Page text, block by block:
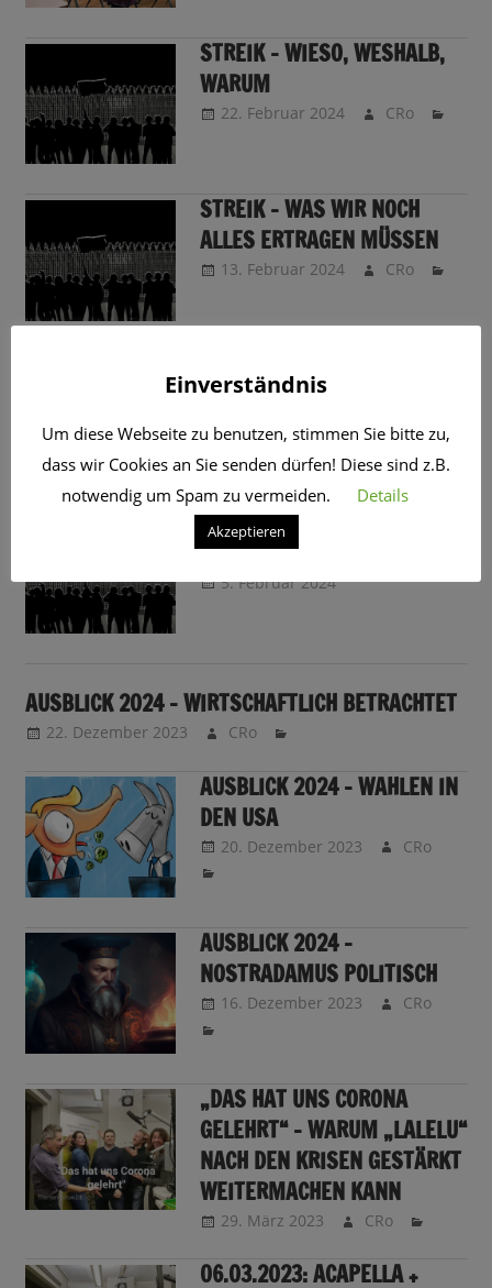
STREIK – WIESO, WESHALB,
WARUM
22. Februar 2024 CRo
STREIK – WAS WIR NOCH
ALLES ERTRAGEN MÜSSEN
13. Februar 2024 CRo
ALLES ERTRAGEN MUSSTEN?!
6. Februar 2024 CRo
05.02.2024: STREIKS – BLICK
ZURÜCK UND NACH VORN
5. Februar 2024 CRo
Sendungsinfo
AUSBLICK 2024 – WIRTSCHAFTLICH BETRACHTET
22. Dezember 2023 CRo
AUSBLICK 2024 – WAHLEN IN
DEN USA
20. Dezember 2023 CRo
AUSBLICK 2024 –
NOSTRADAMUS POLITISCH
16. Dezember 2023 CRo
„DAS HAT UNS CORONA
GELEHRT“ – WARUM „LALELU“
NACH DEN KRISEN GESTÄRKT
WEITERMACHEN KANN
29. März 2023 CRo
06.03.2023: ACAPELLA +
Einverständnis
Um diese Webseite zu benutzen, stimmen Sie bitte zu,
dass wir Cookies an Sie senden dürfen! Diese sind z.B.
notwendig um Spam zu vermeiden.
Details
Akzeptieren